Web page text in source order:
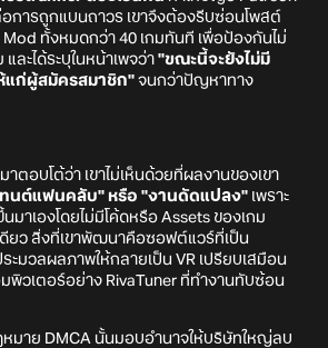
อการถูกแบนถาวร เขาจึงต้องรีบซ่อนโพสต์
Mod ทั้งหมดกว่า 40 เกมทันที เพื่อป้องกันไม่
ละได้ระบุในหน้าเพจว่า "ขณะนี้จะยังไม่มี
แก่ผู้สมัครสมาชิก" จนกว่าปัญหาทาง
าตอบโต้ว่า เขาไม่เห็นด้วยที่ผลงานของเขา
นต์แฟนคลับ" หรือ "งานดัดแปลง" เพราะ
าเองโดยไม่มีโค้ดหรือ Assets ของเกม
ยว สิ่งที่เขาพัฒนาคือซอฟต์แวร์ที่เป็น
ระมวลผลภาพให้กลายเป็น VR เปรียบเสมือน
พิวเตอร์อย่าง RivaTuner ที่ทำงานทับซ้อน
มาย DMCA นั้นมอบอำนาจให้บริษัทใหญ่ลบ